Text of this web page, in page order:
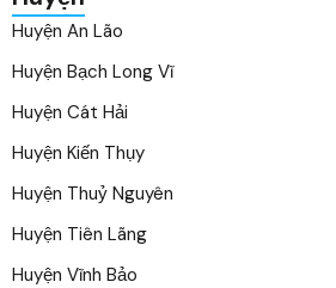
Huyện An Lão
Huyện Bạch Long Vĩ
Huyện Cát Hải
Huyện Kiến Thụy
Huyện Thuỷ Nguyên
Huyện Tiên Lãng
Huyện Vĩnh Bảo